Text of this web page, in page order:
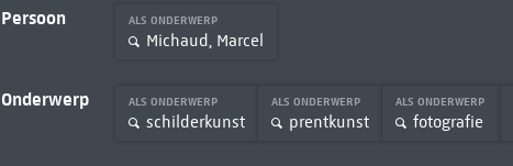
Persoon ALS ONDERWERP
Michaud, Marcel
Onderwerp ALS ONDERWERP
schilderkunst
ALS ONDERWERP
prentkunst
ALS ONDERWERP
fotografie